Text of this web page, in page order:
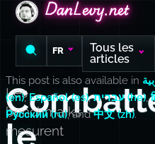
DanLevy.net
DanLevy.net
DanLevy.net
FR
Tous les
articles
le
Les
benchmarks
mesurent
This post is also available in
(en),Español (es), עברית (he),
Русский (ru), and中文 (zh).